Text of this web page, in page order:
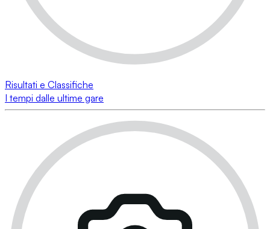
Risultati e Classifiche
I tempi dalle ultime gare